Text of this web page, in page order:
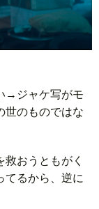
→ジャケ写がモ
世のものではな
おうともがく
てるから、逆に